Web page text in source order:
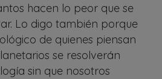
hacen lo peor que se
Lo digo también porque
de quienes piensan
se resolverán
sin que nosotros